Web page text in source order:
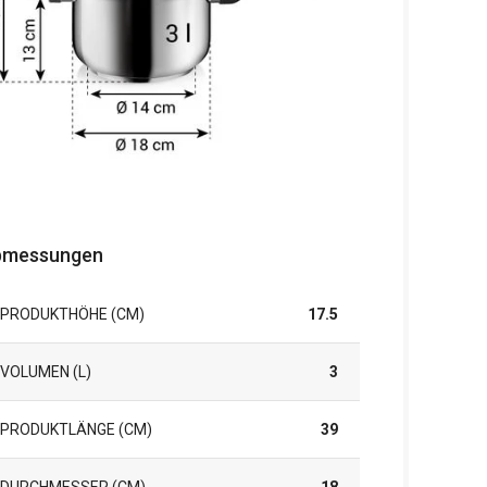
PRODUKTHÖHE (CM) 17.5
VOLUMEN (L) 3
PRODUKTLÄNGE (CM) 39